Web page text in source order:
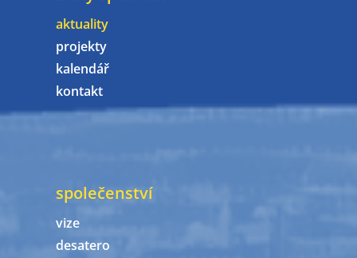
aktuality
projekty
kalendář
kontakt
společenství
vize
desatero